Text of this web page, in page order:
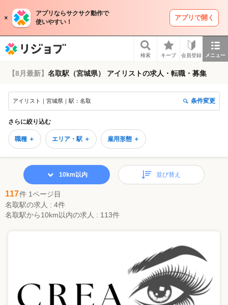
アプリならサクサク動作で
使いやすい！
アプリで開く
検索 キープ 会員登録 メニュー
【8月最新】 名取駅（宮城県） アイリストの求人・転職・募集
アイリスト｜宮城県｜駅：名取 条件変更
さらに絞り込む
職種 ＋ エリア・駅 ＋ 雇用形態 ＋
117件 1ページ目
名取駅の求人 : 4件
名取駅から10km以内の求人 : 113件
10km以内 並び替え